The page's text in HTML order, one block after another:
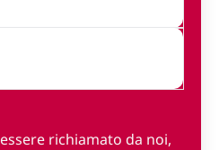
richiamato da noi,